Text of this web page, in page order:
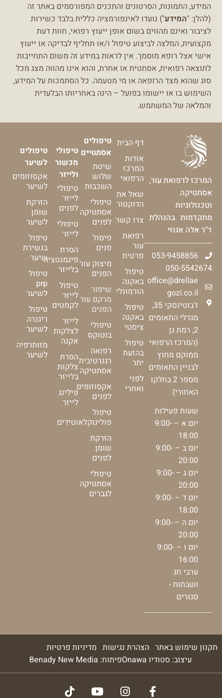
המידע, התמונות, הסרטונים והתכנים המפורסמים באתר זה
(להלן: "המידע") נועדו לאינפורמציה כללית בלבד כשירות
לציבור ואינם מהווים בשום אופן ייעוץ רפואי, חוות דעת
מקצועית, המלצה לביצוע טיפול ו/או תחליף לבדיקה או ייעוץ
אישי אצל רופא מוסמך. אין לראות במידע זה משום התחייבות
לתוצאה רפואית, אסתטית או אחרת, והוא אינו מהווה מצג מכל
סוג שהוא מצד הרופאה או מי מטעמה. כל הסתמכות על המידע,
השימוש בו או יישומו בפועל – הינה באחריותו הבלעדית
והמלאה של המשתמש.
המרכז לרפואת עור,
אסתטיקה
וטכנולוגיות
מתקדמות בהנהלת
ד"ר אלה אגוזי
053-9458856
050-5542674
office@drellae
gozi.co.il
ז'בוטינסקי 35,
מגדלי התאומים
2, רמת גן
(המרכז הרפואי
ממוקם מחוץ
לבניין התאומים
מספר 2 בחלקו
האחורי)
שעות פעילות
יום א – 9:00-
18:00
יום ב – 9:00-
20:00
יום ג – 9:00-
20:00
יום ד – 9:00-
18:00
יום ה – 9:00-
20:00
יום ו – 9:00-
16:00
ערבי חג
ושבתות -
סגורים
דף הבית
אודות
המרכז
הרפואי
שאל את
הדוקטור
צרו קשר
רפואת
עור
פרטית
טיפול
באקנה
הורמונלי
טיפול
באקנה
ציסטי
טיפול
בהזעת
יתר
לפני
ואחרי
טיפולים
אסתטיים
שיטת
שלוש
השכבות
טיפולי
אסתטיקה
לפנים
פיסול
פנים
מיצוק עור
הפנים
שיפור
מרקם עור
הפנים
טיפולי
בוטוקס
רפואה
רגנרטיבית
אסתטיקה
אקסוזומים
לפנים
טיפול
פולינוקלאוטידים
הזרקת
שומן
לפנים
טיפולי
אסתטיקה
לגברים
טיפולי
מכשור
ולייזר
טיפולי
לייזר
לפנים
טיפולי
לייזר
הסרת
פיגמנטציה
בלייזר
טיפול
לייזר
לקמטים
לייזר
לצלקות
אקנה
הסרת
צלקות
בלייזר
פילינג
לייזר
טיפולים
לשיער
אקסוזומים
לשיער
הזרקת
שומן
לשיער
טיפול
בנשירת
שיער
טיפול
prp
לשיער
טיפול
ריגנרה
לשיער
מזותרפיה
לשיער
תקנון שימוש באתר הצהרת נגישות מדיניות פרטיות
עיצוב: סטודיו Onawa
פיתוח: Benady New Media